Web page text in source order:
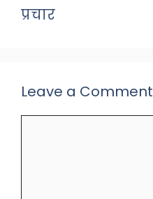
प्रचार
Leave a Comment